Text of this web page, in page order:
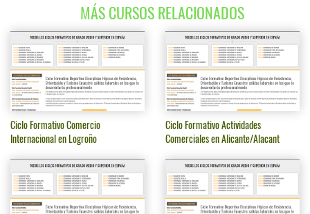
MÁS CURSOS RELACIONADOS
Ciclo Formativo Comercio
Internacional en Logroño
Ciclo Formativo Actividades
Comerciales en Alicante/Alacant